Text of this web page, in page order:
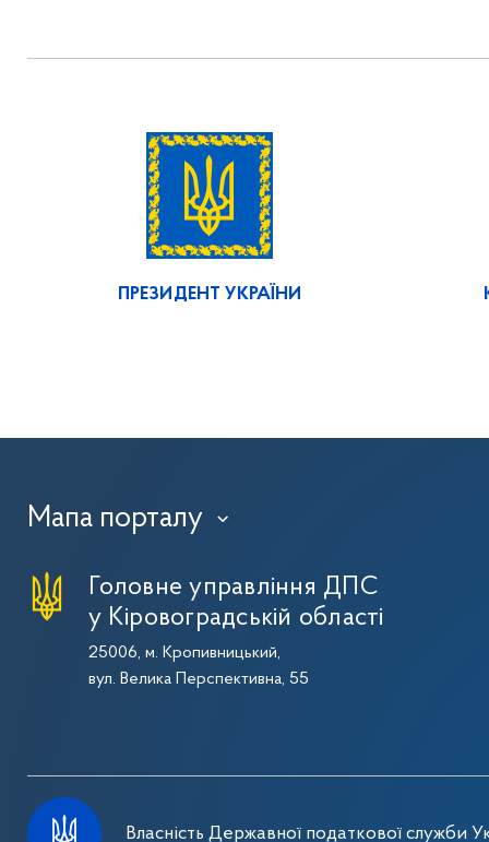
ПРЕЗИДЕНТ УКРАЇНИ
Мапа порталу ›
Головне управління ДПС
у Кіровоградській області
25006, м. Кропивницький,
вул. Велика Перспективна, 55
Власність Державної податкової служби